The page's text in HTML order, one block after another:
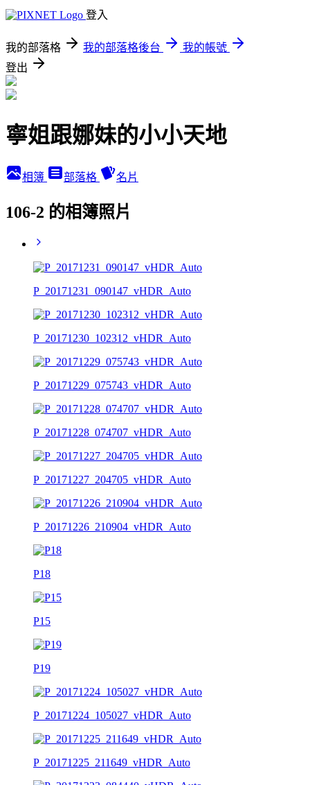
登入
我的部落格 我的部落格後台
我的帳號
登出
寧姐跟娜妹的小小天地
相簿 部落格 名片
106-2 的相簿照片
P_20171231_090147_vHDR_Auto
P_20171230_102312_vHDR_Auto
P_20171229_075743_vHDR_Auto
P_20171228_074707_vHDR_Auto
P_20171227_204705_vHDR_Auto
P_20171226_210904_vHDR_Auto
P18
P15
P19
P_20171224_105027_vHDR_Auto
P_20171225_211649_vHDR_Auto